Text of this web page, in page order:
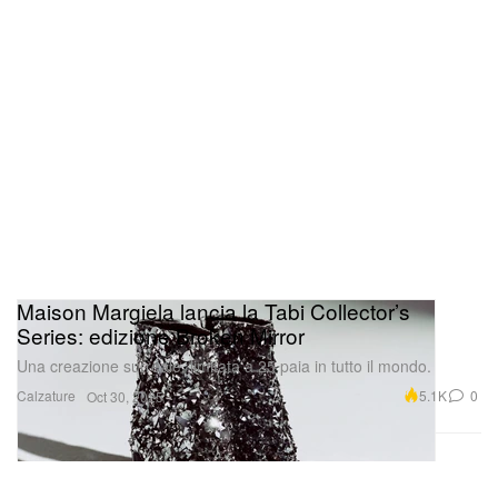
Calzature
Maison Margiela lancia la Tabi Collector’s
Series: edizione Broken Mirror
Una creazione surreale, limitata a 25 paia in tutto il mondo.
Oct 30, 2025 5.1K 0